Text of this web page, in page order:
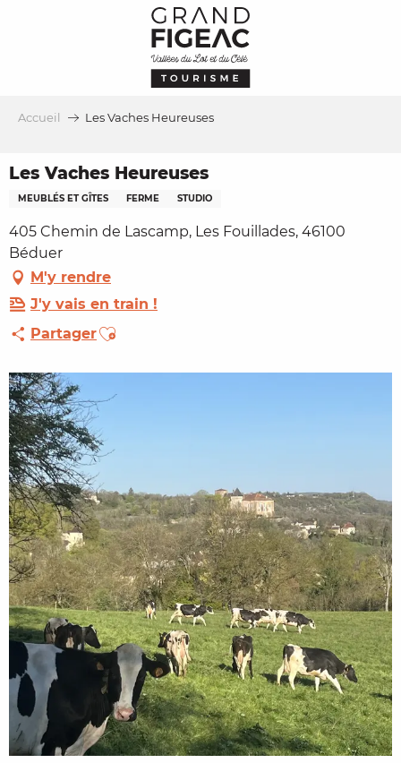
Accueil Les Vaches Heureuses
Les Vaches Heureuses
MEUBLÉS ET GÎTES FERME STUDIO
405 Chemin de Lascamp, Les Fouillades, 46100
Béduer
M'y rendre
J'y vais en train !
PartagerAjouter aux favoris